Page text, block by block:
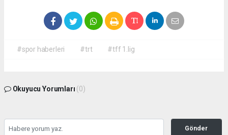
#spor haberleri #trt #tff 1.lig
Okuyucu Yorumları (0)
Gönder